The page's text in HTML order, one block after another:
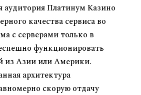
Платинум Казино
качества сервиса во
с серверами только в
функционировать
из Азии или Америки.
архитектура
скорую отдачу